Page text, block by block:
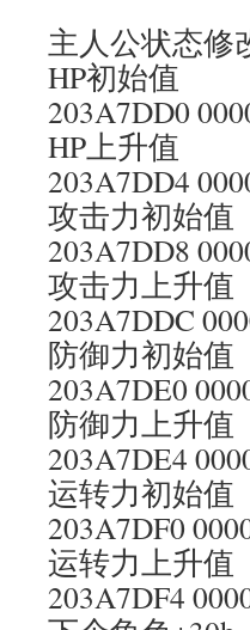
主人公状态修
HP初始值
203A7DD0
HP上升值
203A7DD4
攻击力初始值
203A7DD8
攻击力上升值
203A7DDC
防御力初始值
203A7DE0
防御力上升值
203A7DE4
运转力初始值
203A7DF0
运转力上升值
203A7DF4